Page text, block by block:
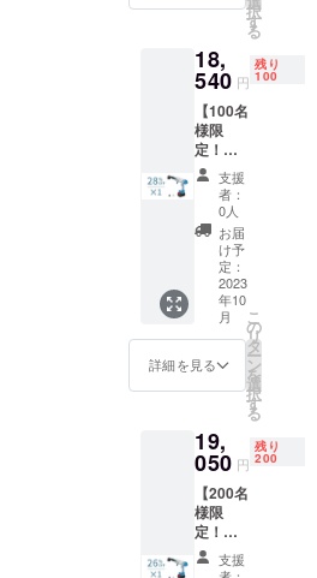
運営にまで
で、日本の
皆様のニー
ズを十分に
満たす製品
をご提供し
続けること
が弊社の目
標となって
おります。
製品及び配
送に関する
お問い合わ
support@gat
her-tech.jp
50円
込） ※
送料無
料（日
本国内
限定）
内容
物： 本
体×1 充
電器×1
収納
バッグ
×1 フィ
ルタ×1
バッテ
リー×1
6in1ノ
ズル×1
機ノズ
ル×1 洗
剤タン
クノズ
ル×1 エ
アダス
ターノ
択
す
る
18,
540 円
残り
100
【100名
様限
定！超
早割
28％OF
F !】多
機能洗
車セッ
「KaiTa
k」×1
一般予
定販売
価
格:25,7
50円
込） ※
送料無
料（日
本国内
限定）
内容
物： 本
体×1 充
支援
者：
0人
お届
け予
定：
2023
年10
月
詳細を見る
こ
の
リ
タ
ー
ン
を
選
択
す
る
19,
050 円
残り
200
【200名
様限
定！早
割
26％OF
支援